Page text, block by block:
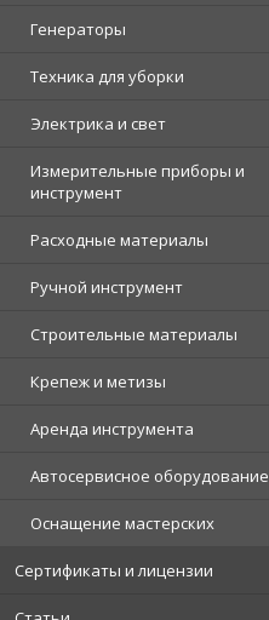
Генераторы
Техника для уборки
Электрика и свет
Измерительные приборы и
инструмент
Расходные материалы
Ручной инструмент
Строительные материалы
Крепеж и метизы
Аренда инструмента
Автосервисное оборудование
Оснащение мастерских
Сертификаты и лицензии